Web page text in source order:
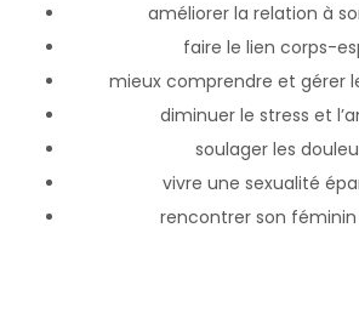
améliorer la relation à
faire le lien corps-
mieux comprendre et gérer
diminuer le stress et
soulager les
vivre une sexualité
rencontrer son